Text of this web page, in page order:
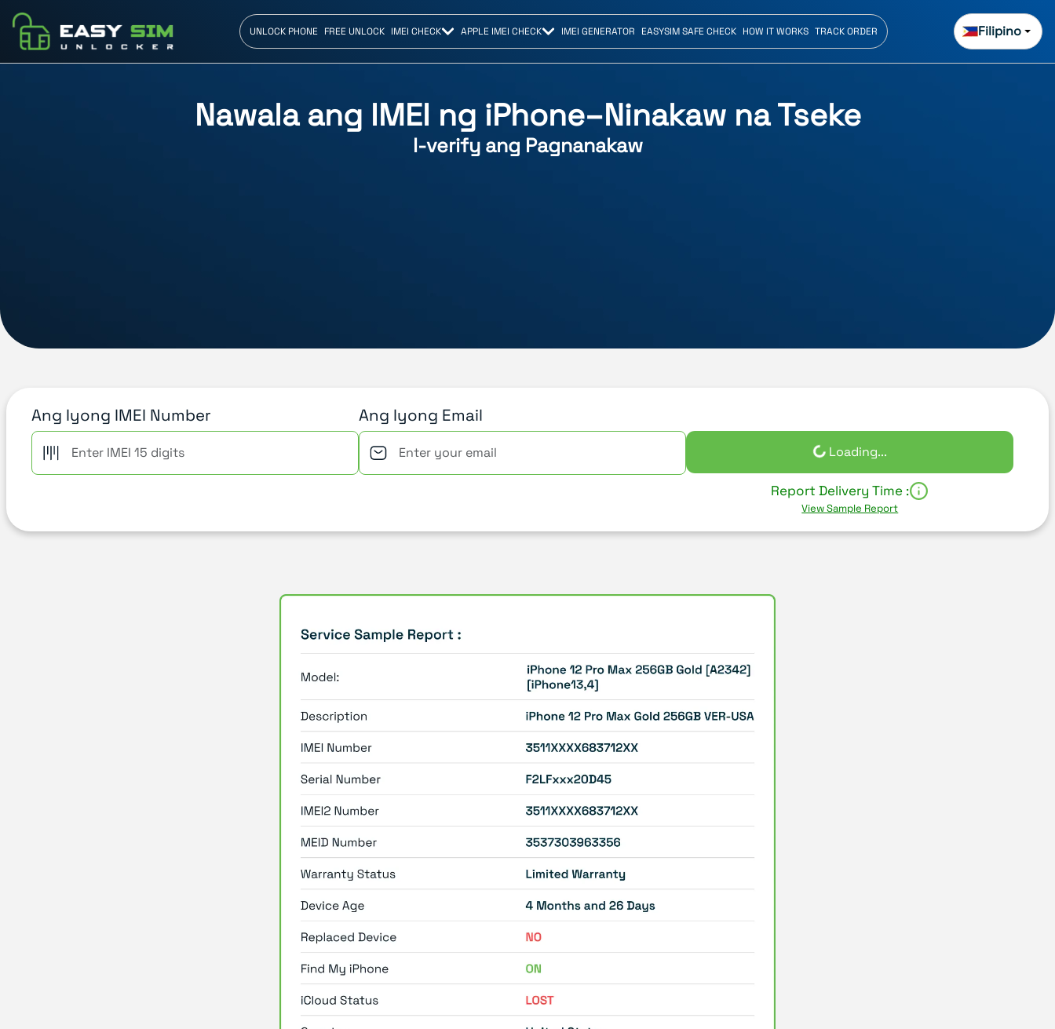
UNLOCK PHONE FREE UNLOCK IMEI CHECK APPLE IMEI CHECK IMEI GENERATOR EASYSIM SAFE CHECK HOW IT WORKS TRACK ORDER Filipino
Nawala ang IMEI ng iPhone–Ninakaw na Tseke
I-verify ang Pagnanakaw
Ang Iyong IMEI Number Ang Iyong Email
Loading...
View Sample Report
Report Delivery Time :